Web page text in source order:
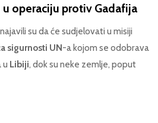
operaciju protiv Gadafija
su da će sudjelovati u misiji
sigurnosti UN-a kojom se odobrava
u Libiji, dok su neke zemlje, poput